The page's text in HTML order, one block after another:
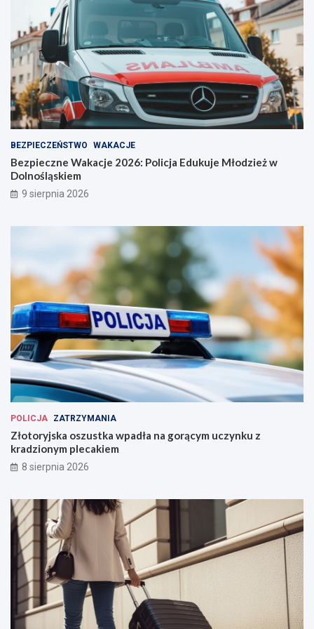
ś
ć
BEZPIECZEŃSTWO WAKACJE
Bezpieczne Wakacje 2026: Policja Edukuje Młodzież w
Dolnośląskiem
9 sierpnia 2026
POLICJA ZATRZYMANIA
Złotoryjska oszustka wpadła na gorącym uczynku z
kradzionym plecakiem
8 sierpnia 2026